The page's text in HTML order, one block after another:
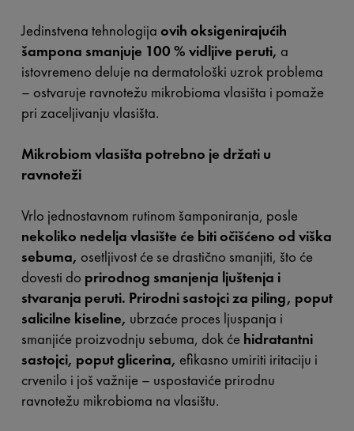
Jedinstvena tehnologija ovih oksigenirajućih
šampona smanjuje 100 % vidljive peruti, a
istovremeno deluje na dermatološki uzrok problema
– ostvaruje ravnotežu mikrobioma vlasišta i pomaže
pri zaceljivanju vlasišta.
Mikrobiom vlasišta potrebno je držati u
ravnoteži
Vrlo jednostavnom rutinom šamponiranja, posle
nekoliko nedelja vlasište će biti očišćeno od viška
sebuma, osetljivost će se drastično smanjiti, što će
dovesti do prirodnog smanjenja ljuštenja i
stvaranja peruti. Prirodni sastojci za piling, poput
salicilne kiseline, ubrzaće proces ljuspanja i
smanjiće proizvodnju sebuma, dok će hidratantni
sastojci, poput glicerina, efikasno umiriti iritaciju i
crvenilo i još važnije – uspostaviće prirodnu
ravnotežu mikrobioma na vlasištu.